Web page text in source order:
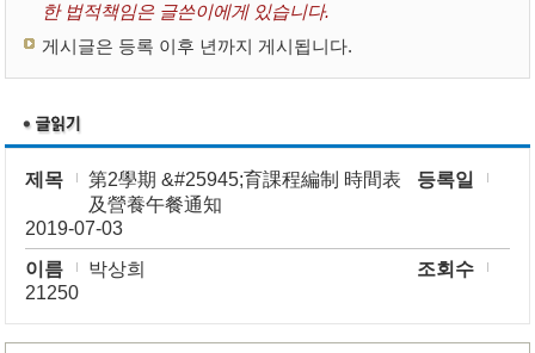
한 법적책임은 글쓴이에게 있습니다.
게시글은 등록 이후 년까지 게시됩니다.
제목
第2學期 &#25945;育課程編制 時間表
及營養午餐通知
등록일
2019-07-03
이름
박상희
조회수
21250